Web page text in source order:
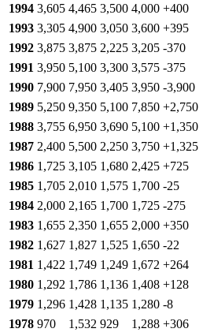
1994 3,605 4,465 3,500 4,000 +400
1993 3,305 4,900 3,050 3,600 +395
1992 3,875 3,875 2,225 3,205 -370
1991 3,950 5,100 3,300 3,575 -375
1990 7,900 7,950 3,405 3,950 -3,900
1989 5,250 9,350 5,100 7,850 +2,750
1988 3,755 6,950 3,690 5,100 +1,350
1987 2,400 5,500 2,250 3,750 +1,325
1986 1,725 3,105 1,680 2,425 +725
1985 1,705 2,010 1,575 1,700 -25
1984 2,000 2,165 1,700 1,725 -275
1983 1,655 2,350 1,655 2,000 +350
1982 1,627 1,827 1,525 1,650 -22
1981 1,422 1,749 1,249 1,672 +264
1980 1,292 1,786 1,136 1,408 +128
1979 1,296 1,428 1,135 1,280 -8
1978 970 1,532 929 1,288 +306